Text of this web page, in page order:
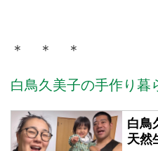
＊ ＊ ＊
白鳥久美子の手作り
白鳥
天然